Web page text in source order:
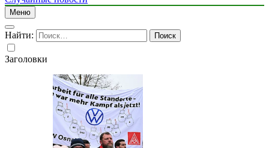
Меню
Найти:
Заголовки